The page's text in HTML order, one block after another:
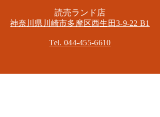
​読売ランド店
神奈川県川崎市多摩区​西生田3-9-22 B1
Tel. 044-455-6610